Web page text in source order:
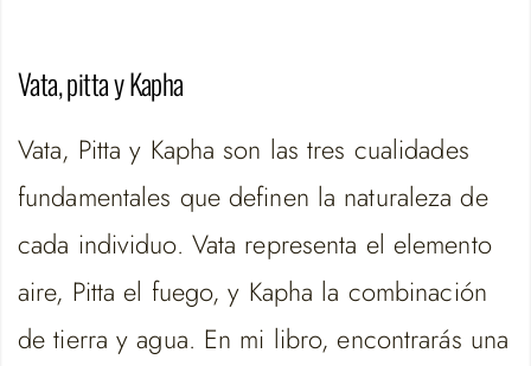
Vata, pitta y Kapha
Vata, Pitta y Kapha son las tres cualidades
fundamentales que definen la naturaleza de
cada individuo. Vata representa el elemento
aire, Pitta el fuego, y Kapha la combinación
de tierra y agua. En mi libro, encontrarás una